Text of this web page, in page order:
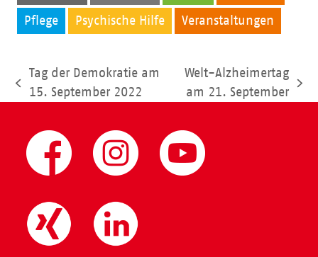
Pflege Psychische Hilfe Veranstaltungen
vorheriger
Tag der Demokratie am
15. September 2022
Nächster
Welt-Alzheimertag
am 21. September